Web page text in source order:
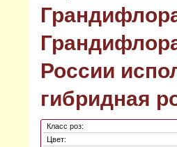
России
гибридная
Класс роз:
Цвет: